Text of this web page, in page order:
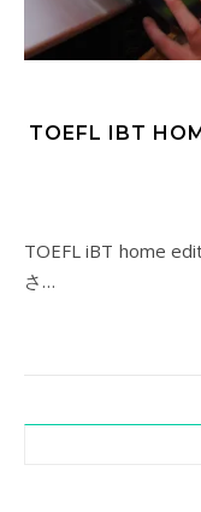
TOEFL IBT
TOEFL iBT home edition 受けてきた！体験と勉強方法 みな
さ…